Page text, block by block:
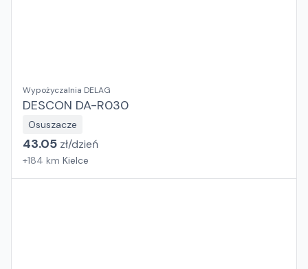
Wypożyczalnia DELAG
DESCON DA-R030
Osuszacze
43.05 zł/dzień
+184 km Kielce